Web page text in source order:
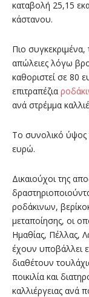
καταβολή 25,15
κάστανου.
Πιο συγκεκριμένα,
απώλειες λόγω
καθοριστεί σε 80
επιτραπέζια
ανά στρέμμα
Το συνολικό ύψος
ευρώ.
Δικαιούχοι της
ροδάκινων,
μεταποίησης, οι
Ημαθίας, Πέλλας,
έχουν υποβάλλει
διαθέτουν
ποικιλία και
καλλιέργειας ανά